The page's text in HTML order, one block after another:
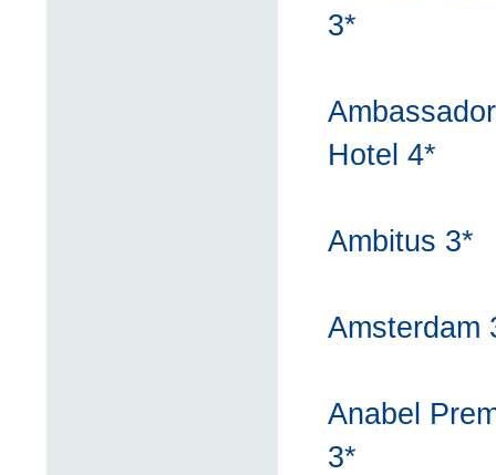
3*
Ambassador
Hotel 4*
Ambitus 3*
Amsterdam
Anabel
3*